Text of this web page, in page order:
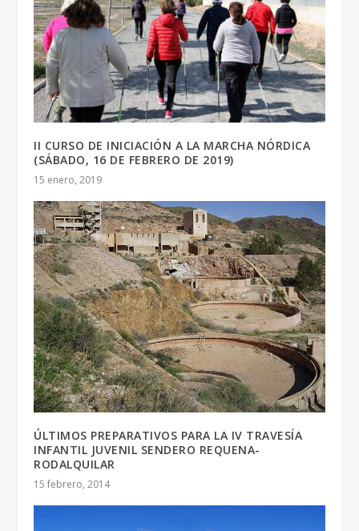
II CURSO DE INICIACIÓN A LA MARCHA NÓRDICA
(SÁBADO, 16 DE FEBRERO DE 2019)
15 enero, 2019
ÚLTIMOS PREPARATIVOS PARA LA IV TRAVESÍA
INFANTIL JUVENIL SENDERO REQUENA-
RODALQUILAR
15 febrero, 2014